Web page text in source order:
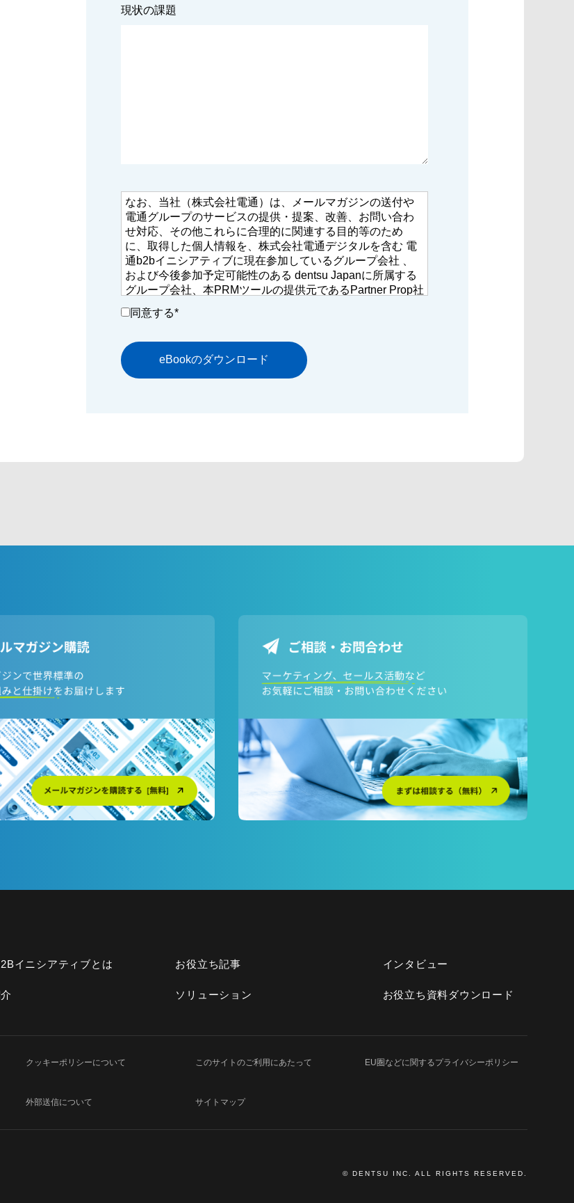
現状の課題
なお、当社（株式会社電通）は、メールマガジンの送付や
電通グループのサービスの提供・提案、改善、お問い合わ
せ対応、その他これらに合理的に関連する目的等のため
に、取得した個人情報を、株式会社電通デジタルを含む 電
通b2bイニシアティブに現在参加しているグループ会社 、
および今後参加予定可能性のある dentsu Japanに所属する
グループ会社、本PRMツールの提供元であるPartner Prop社
その場合、当社が共同利用する個人情報を責任もって適切
dentsu Japanに所属するグループ会社は以下をご確認くだ
さい。
ださい。
同意する*
イニシアティブとは お役立ち記事 インタビュー
ソリューション お役立ち資料ダウンロード
クッキーポリシーについて このサイトのご利用にあたって EU圏などに関するプライバシーポリシー
外部送信について サイトマップ
© DENTSU INC. ALL RIGHTS RESERVED.